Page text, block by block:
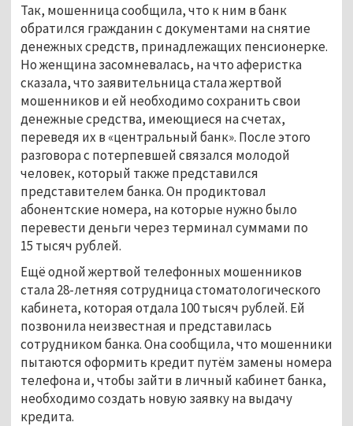
Так, мошенница сообщила, что к ним в банк
обратился гражданин с документами на снятие
денежных средств, принадлежащих пенсионерке.
Но женщина засомневалась, на что аферистка
сказала, что заявительница стала жертвой
мошенников и ей необходимо сохранить свои
денежные средства, имеющиеся на счетах,
переведя их в «центральный банк». После этого
разговора с потерпевшей связался молодой
человек, который также представился
представителем банка. Он продиктовал
абонентские номера, на которые нужно было
перевести деньги через терминал суммами по
15 тысяч рублей.
Ещё одной жертвой телефонных мошенников
стала 28-летняя сотрудница стоматологического
кабинета, которая отдала 100 тысяч рублей. Ей
позвонила неизвестная и представилась
сотрудником банка. Она сообщила, что мошенники
пытаются оформить кредит путём замены номера
телефона и, чтобы зайти в личный кабинет банка,
необходимо создать новую заявку на выдачу
кредита.